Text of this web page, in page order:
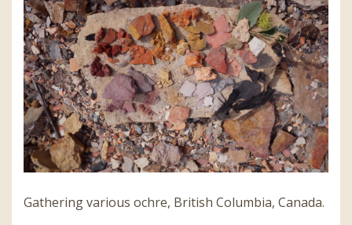
Gathering various ochre, British Columbia, Canada.